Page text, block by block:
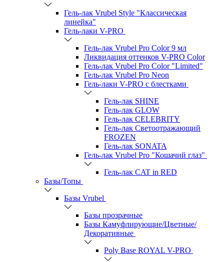
Гель-лак Vrubel Style "Классическая
линейка"
Гель-лаки V-PRO
Гель-лак Vrubel Pro Color 9 мл
Ликвидация оттенков V-PRO Color
Гель-лак Vrubel Pro Color "Limited"
Гель-лак Vrubel Pro Neon
Гель-лаки V-PRO c блестками
Гель-лак SHINE
Гель-лак GLOW
Гель-лак CELEBRITY
Гель-лак Светоотражающий
FROZEN
Гель-лак SONATA
Гель-лак Vrubel Pro "Кошачий глаз"
Гель-лак CAT in RED
Базы/Топы
Базы Vrubel
Базы прозрачные
Базы Камуфлирующие/Цветные/
Декоративные
Poly Base ROYAL V-PRO